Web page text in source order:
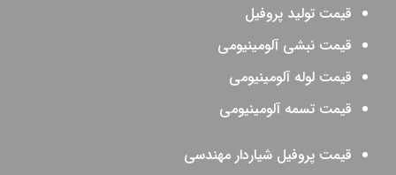
قیمت تولید پروفیل
قیمت نبشی آلومینیومی
قیمت لوله آلومینیومی
قیمت تسمه آلومینیومی
قیمت پروفیل شیاردار مهندسی